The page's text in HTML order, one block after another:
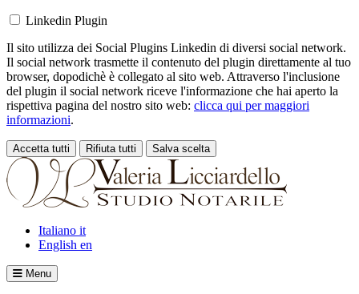
Linkedin Plugin
Il sito utilizza dei Social Plugins Linkedin di diversi social network.
Il social network trasmette il contenuto del plugin direttamente al tuo
browser, dopodichè è collegato al sito web. Attraverso l'inclusione
del plugin il social network riceve l'informazione che hai aperto la
rispettiva pagina del nostro sito web: clicca qui per maggiori
informazioni.
Accetta tutti Rifiuta tutti Salva scelta
Loading...
Italiano it
English en
Menu